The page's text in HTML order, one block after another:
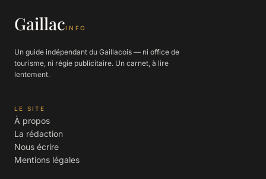
GaillacINFO
Un guide indépendant du Gaillacois — ni office de
tourisme, ni régie publicitaire. Un carnet, à lire
lentement.
LE SITE
À propos
La rédaction
Nous écrire
Mentions légales